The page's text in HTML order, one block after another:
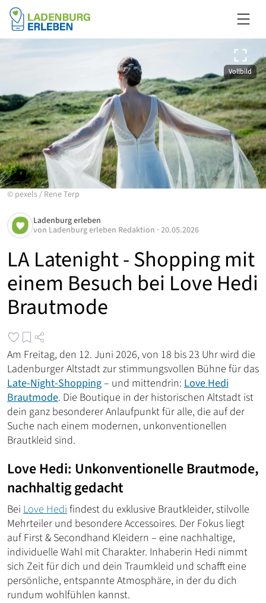
Vollbild
© pexels/ Rene Terp
LA Latenight - Shopping mit
einem Besuch bei Love Hedi
Brautmode
Ladenburg erleben
von Ladenburg erleben Redaktion · 20.05.2026
Am Freitag, den 12. Juni 2026, von 18 bis 23 Uhr wird die
Ladenburger Altstadt zur stimmungsvollen Bühne für das
Late-Night-Shopping– und mittendrin: Love Hedi
Brautmode. Die Boutique in der historischen Altstadt ist
dein ganz besonderer Anlaufpunkt für alle, die auf der
Suche nach einem modernen, unkonventionellen
Brautkleid sind.
Love Hedi: Unkonventionelle Brautmode,
nachhaltig gedacht
Bei Love Hedi findest du exklusive Brautkleider, stilvolle
Mehrteiler und besondere Accessoires. Der Fokus liegt
auf First & Secondhand Kleidern – eine nachhaltige,
individuelle Wahl mit Charakter. Inhaberin Hedi nimmt
sich Zeit für dich und dein Traumkleid und schafft eine
persönliche, entspannte Atmosphäre, in der du dich
rundum wohlfühlen kannst.